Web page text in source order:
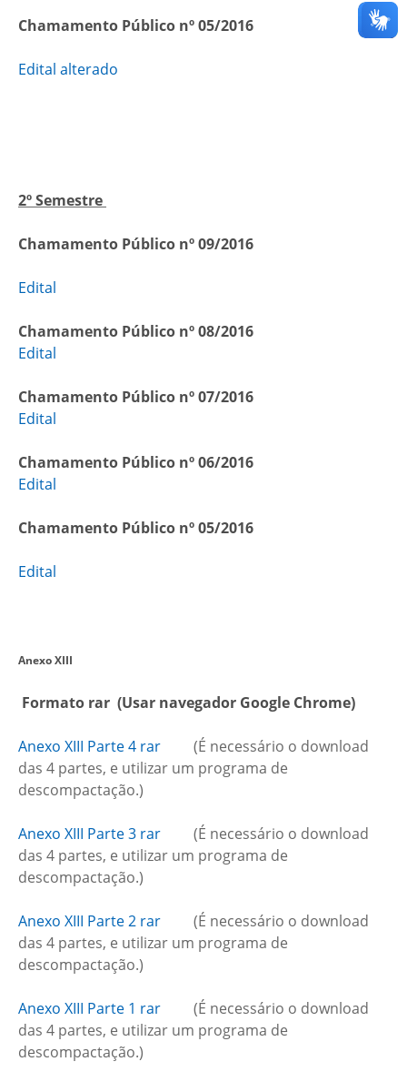
Chamamento Público nº 05/2016
Edital alterado
2º Semestre
Chamamento Público nº 09/2016
Edital
Chamamento Público nº 08/2016
Edital
Chamamento Público nº 07/2016
Edital
Chamamento Público nº 06/2016
Edital
Chamamento Público nº 05/2016
Edital
Anexo XIII
Formato rar (Usar navegador Google Chrome)
Anexo XIII Parte 4 rar
(É necessário o download
das 4 partes, e utilizar um programa de
descompactação.)
Anexo XIII Parte 3 rar
(É necessário o download
das 4 partes, e utilizar um programa de
descompactação.)
Anexo XIII Parte 2 rar
(É necessário o download
das 4 partes, e utilizar um programa de
descompactação.)
Anexo XIII Parte 1 rar
(É necessário o download
das 4 partes, e utilizar um programa de
descompactação.)